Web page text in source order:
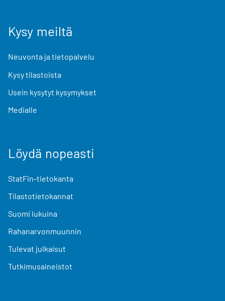
Kysy meiltä
Neuvonta ja tietopalvelu
Kysy tilastoista
Usein kysytyt kysymykset
Medialle
Löydä nopeasti
StatFin-tietokanta
Tilastotietokannat
Suomi lukuina
Rahanarvonmuunnin
Tulevat julkaisut
Tutkimusaineistot